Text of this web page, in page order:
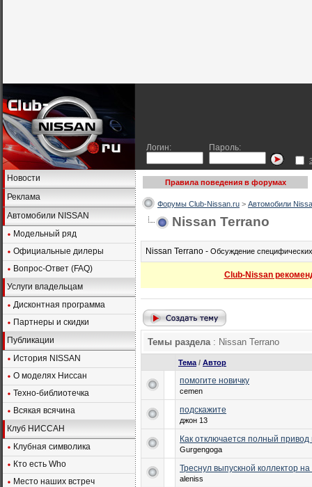
Логин: Пароль:
Новости
Реклама
Автомобили NISSAN
Модельный ряд
Официальные дилеры
Вопрос-Ответ (FAQ)
Услуги владельцам
Дисконтная программа
Партнеры и скидки
Публикации
История NISSAN
О моделях Ниссан
Техно-библиотечка
Всякая всячина
Клуб НИССАН
Клубная символика
Кто есть Who
Место наших встреч
Правила поведения в форумах
Форумы Club-Nissan.ru > Автомобили
Nissan Terrano
Nissan Terrano - Обсуждение
Club-Nissan
Темы раздела: Nissan Terrano
Тема / Автор
помогите новичку
cemen
подскажите
джон 13
Как отключается полный привод
Gurgengoga
Треснул выпускной коллектор
aleniss